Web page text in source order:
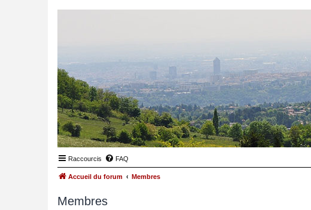
Raccourcis FAQ
Accueil du forum Membres
Membres